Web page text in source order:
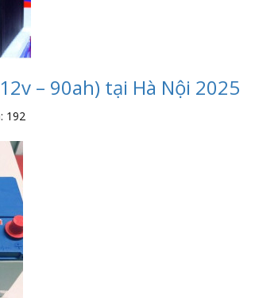
– 90ah) tại Hà Nội 2025
192